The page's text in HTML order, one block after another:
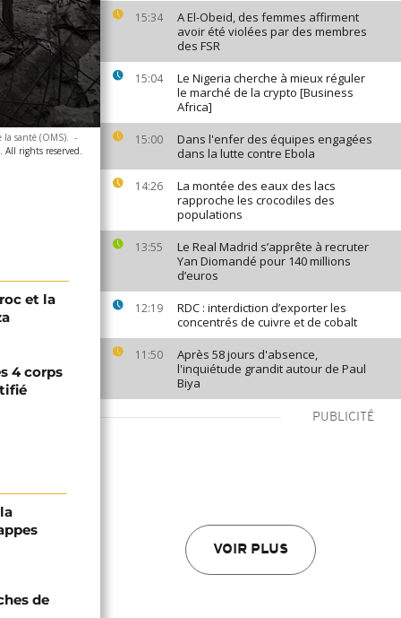
15:34
A El-Obeid, des femmes affirment
avoir été violées par des membres
des FSR
15:04
Le Nigeria cherche à mieux réguler
le marché de la crypto [Business
Africa]
15:00
Dans l'enfer des équipes engagées
dans la lutte contre Ebola
14:26
La montée des eaux des lacs
rapproche les crocodiles des
populations
13:55
Le Real Madrid s’apprête à recruter
Yan Diomandé pour 140 millions
d’euros
12:19
RDC : interdiction d’exporter les
concentrés de cuivre et de cobalt
11:50
Après 58 jours d'absence,
l'inquiétude grandit autour de Paul
Biya
PUBLICITÉ
VOIR PLUS
santé (OMS). -
All rights reserved.
et la
4 corps
de